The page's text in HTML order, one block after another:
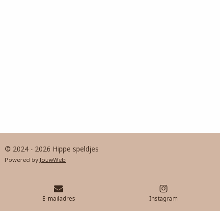
© 2024 - 2026 Hippe speldjes
Powered by JouwWeb
E-mailadres Instagram